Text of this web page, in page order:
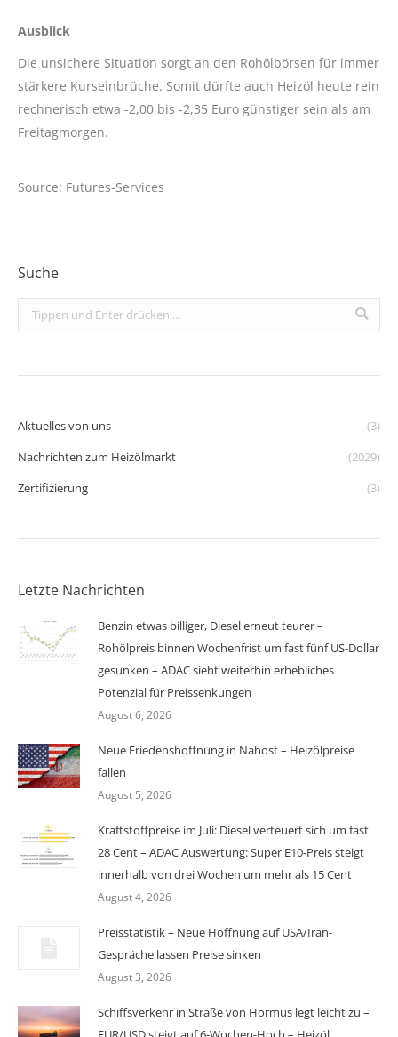
Ausblick
Die unsichere Situation sorgt an den Rohölbörsen für immer
stärkere Kurseinbrüche. Somit dürfte auch Heizöl heute rein
rechnerisch etwa -2,00 bis -2,35 Euro günstiger sein als am
Freitagmorgen.
Source: Futures-Services
Suche
Search:
Aktuelles von uns
(3)
Nachrichten zum Heizölmarkt
(2029)
Zertifizierung
(3)
Letzte Nachrichten
Benzin etwas billiger, Diesel erneut teurer –
Rohölpreis binnen Wochenfrist um fast fünf US-Dollar
gesunken – ADAC sieht weiterhin erhebliches
Potenzial für Preissenkungen
August 6, 2026
Neue Friedenshoffnung in Nahost – Heizölpreise
fallen
August 5, 2026
Kraftstoffpreise im Juli: Diesel verteuert sich um fast
28 Cent – ADAC Auswertung: Super E10-Preis steigt
innerhalb von drei Wochen um mehr als 15 Cent
August 4, 2026
Preisstatistik – Neue Hoffnung auf USA/Iran-
Gespräche lassen Preise sinken
August 3, 2026
Schiffsverkehr in Straße von Hormus legt leicht zu –